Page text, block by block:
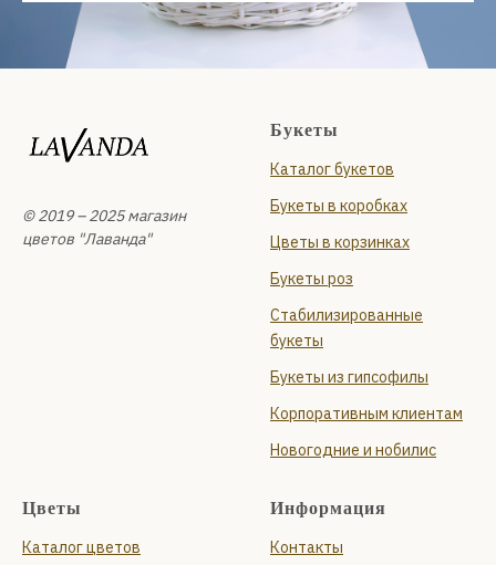
© 2019 – 2025 магазин
цветов "Лаванда"
Букеты
Каталог букетов
Букеты в коробках
Цветы в корзинках
Букеты роз
Стабилизированные
букеты
Букеты из гипсофилы
Корпоративным клиентам
Новогодние и нобилис
Цветы
Каталог цветов
Информация
Контакты